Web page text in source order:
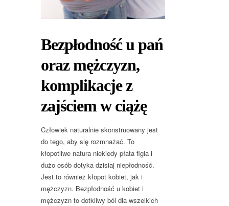
Bezpłodność u pań
oraz mężczyzn,
komplikacje z
zajściem w ciążę
Człowiek naturalnie skonstruowany jest
do tego, aby się rozmnażać. To
kłopotliwe natura niekiedy płata figla i
dużo osób dotyka dzisiaj niepłodność.
Jest to również kłopot kobiet, jak i
mężczyzn. Bezpłodność u kobiet i
mężczyzn to dotkliwy ból dla wszelkich